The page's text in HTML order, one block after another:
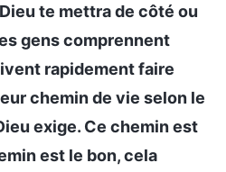
te mettra de côté ou
gens comprennent
rapidement faire
chemin de vie selon le
exige. Ce chemin est
est le bon, cela